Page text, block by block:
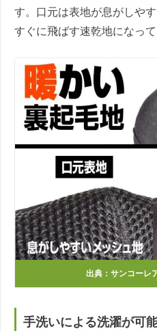
す。口元は表地が息がしや
すぐに飛ばす速乾地になって
出典： サンコーレ
手洗いによる洗濯が可